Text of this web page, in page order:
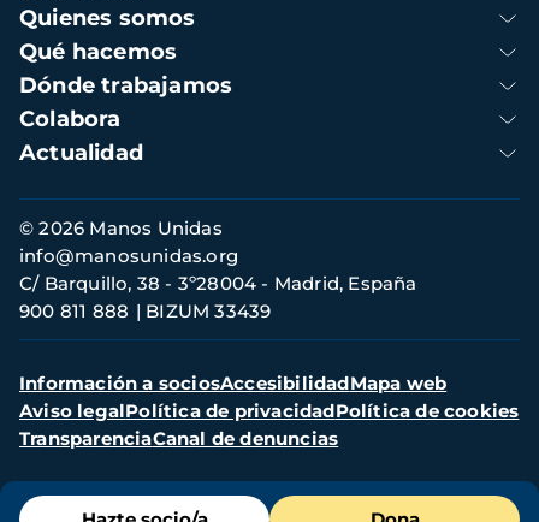
Menú
Navegación
principal
Quienes somos
Qué hacemos
Dónde trabajamos
Colabora
Actualidad
Información
de
contacto
© 2026 Manos Unidas
C/ Barquillo, 38 - 3º28004 - Madrid, España
900 811 888
BIZUM 33439
info@manosunidas.org
Menú
secundario
Información a sociosAccesibilidadMapa web
Aviso legalPolítica de privacidadPolítica de cookies
TransparenciaCanal de denuncias